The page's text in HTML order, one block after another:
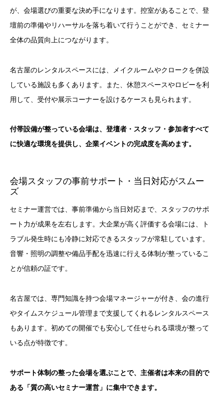
が、会場選びの重要な決め手になります。控室があることで、登
壇前の準備やリハーサルを落ち着いて行うことができ、セミナー
全体の品質向上につながります。
名古屋のレンタルスペースには、メイクルームやクロークを併設
している施設も多くあります。また、休憩スペースやロビーを利
用して、受付や展示コーナーを設けるケースも見られます。
付帯設備が整っている会場は、登壇者・スタッフ・参加者すべて
に快適な環境を提供し、企業イベントの完成度を高めます。
会場スタッフの事前サポート・当日対応がスムー
ズ
セミナー運営では、事前準備から当日対応まで、スタッフのサポ
ート力が成果を左右します。大企業が高く評価する会場には、ト
ラブル発生時にも冷静に対応できるスタッフが常駐しています。
音響・照明の調整や備品手配を迅速に行える体制が整っているこ
とが信頼の証です。
名古屋では、専門知識を持つ会場マネージャーが付き、会の進行
やタイムスケジュール管理まで支援してくれるレンタルスペース
もあります。初めての開催でも安心して任せられる環境が整って
いる点が特徴です。
サポート体制の整った会場を選ぶことで、主催者は本来の目的で
ある「質の高いセミナー運営」に集中できます。